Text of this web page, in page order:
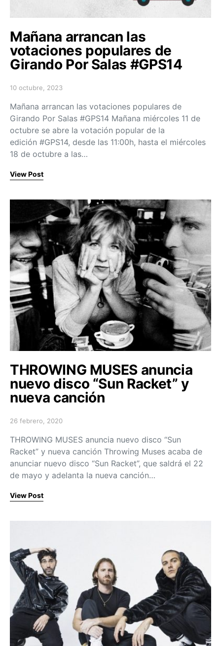
Mañana arrancan las
votaciones populares de
Girando Por Salas #GPS14
Posted on
10 octubre, 2023
Mañana arrancan las votaciones populares de
Girando Por Salas #GPS14 Mañana miércoles 11 de
octubre se abre la votación popular de la
edición #GPS14, desde las 11:00h, hasta el miércoles
18 de octubre a las…
View Post
THROWING MUSES anuncia
nuevo disco “Sun Racket” y
nueva canción
Posted on
26 febrero, 2020
THROWING MUSES anuncia nuevo disco “Sun
Racket” y nueva canción Throwing Muses acaba de
anunciar nuevo disco “Sun Racket”, que saldrá el 22
de mayo y adelanta la nueva canción…
View Post